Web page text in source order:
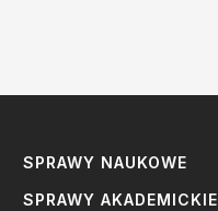
SPRAWY NAUKOWE
SPRAWY AKADEMICKIE